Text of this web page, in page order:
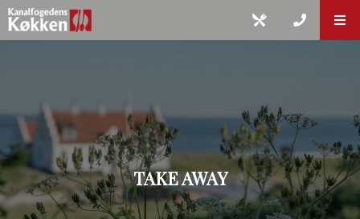
TAKE AWAY